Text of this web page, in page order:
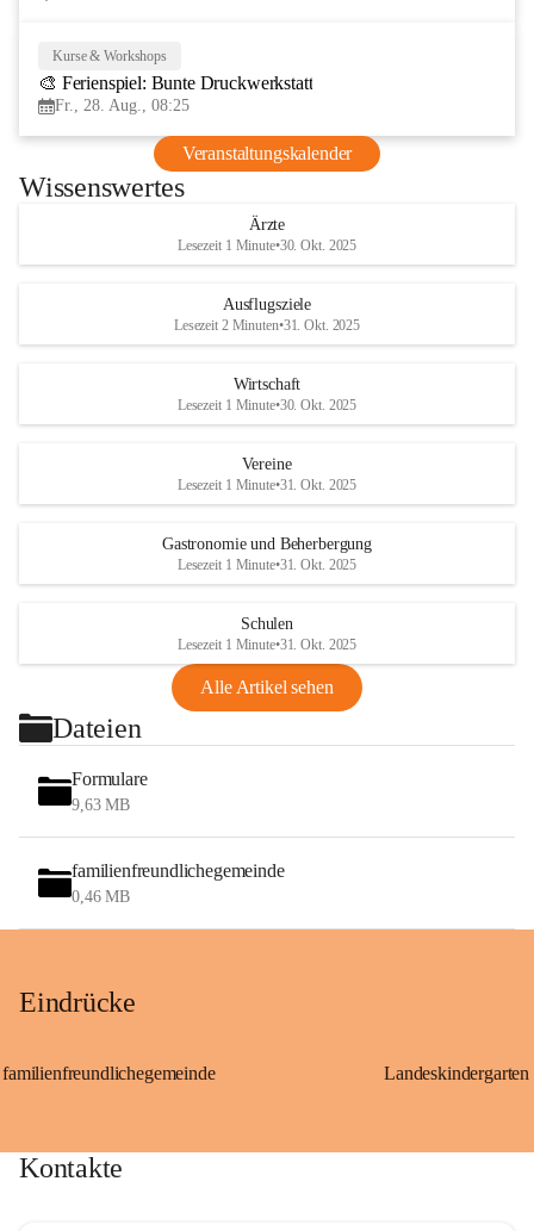
Kurse & Workshops
🎨 Ferienspiel: Bunte Druckwerkstatt
Fr., 28. Aug., 08:25
Veranstaltungskalender
Wissenswertes
Ärzte
Lesezeit 1 Minute•30. Okt. 2025
Ausflugsziele
Lesezeit 2 Minuten•31. Okt. 2025
Wirtschaft
Lesezeit 1 Minute•30. Okt. 2025
Vereine
Lesezeit 1 Minute•31. Okt. 2025
Gastronomie und Beherbergung
Lesezeit 1 Minute•31. Okt. 2025
Schulen
Lesezeit 1 Minute•31. Okt. 2025
Alle Artikel sehen
Dateien
Formulare
9,63 MB
familienfreundlichegemeinde
0,46 MB
Eindrücke
familienfreundlichegemeinde
Kontakte